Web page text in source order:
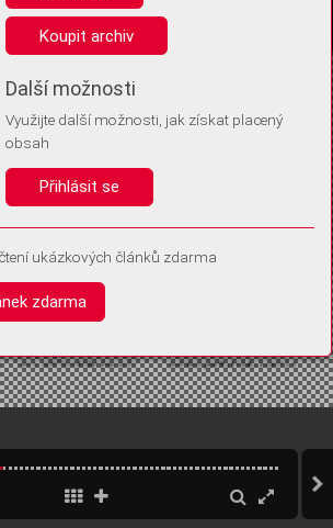
že se jedná o stejné zařízení, a
si ukládáme do vašeho zařízení, abychom se
Můžete je kdykoli později upravit ve Správě
Koupit archiv
Další možnosti
Využijte další možnosti, jak získat placený
obsah
Přihlásit se
ukázkových článků zdarma
zdarma